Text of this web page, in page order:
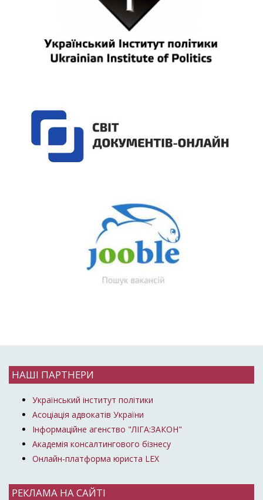
НАШІ ПАРТНЕРИ
Український інститут політики
Асоціація адвокатів України
Інформаційне агенство "ЛІГА:ЗАКОН"
Академія консалтингового бізнесу
Онлайн-платформа юриста LEX
РЕКЛАМА НА САЙТІ